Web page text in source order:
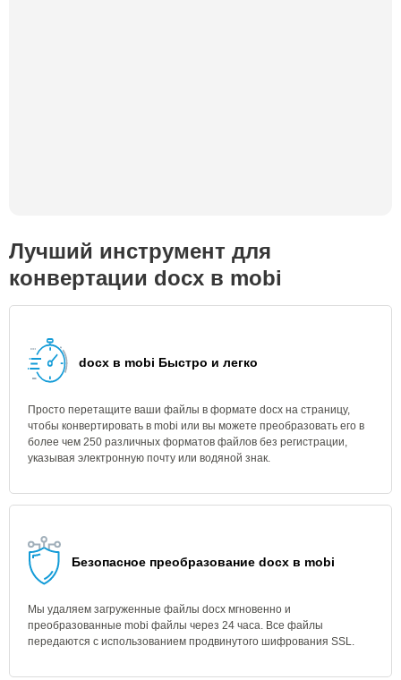
Лучший инструмент для
конвертации docx в mobi
docx в mobi Быстро и легко
Просто перетащите ваши файлы в формате docx на страницу,
чтобы конвертировать в mobi или вы можете преобразовать его в
более чем 250 различных форматов файлов без регистрации,
указывая электронную почту или водяной знак.
Безопасное преобразование docx в mobi
Мы удаляем загруженные файлы docx мгновенно и
преобразованные mobi файлы через 24 часа. Все файлы
передаются с использованием продвинутого шифрования SSL.